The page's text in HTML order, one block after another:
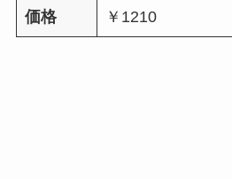
価格 ￥1210